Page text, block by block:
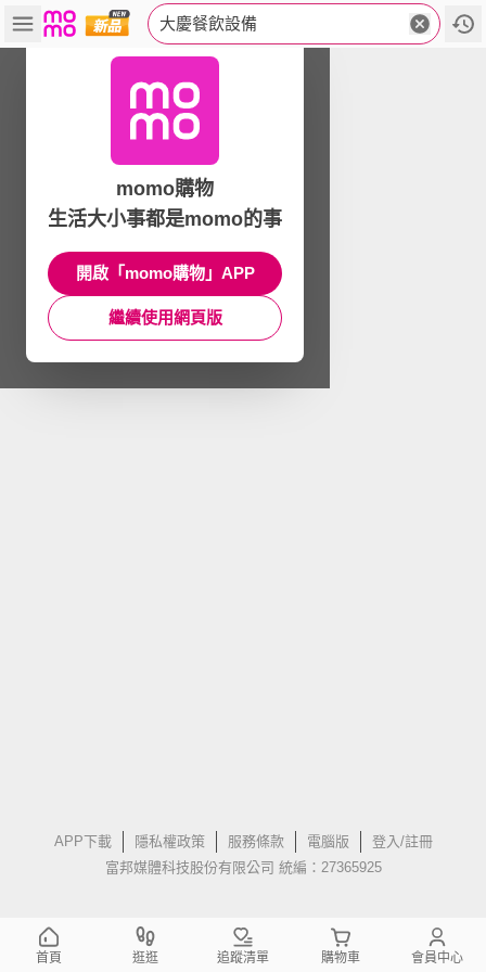
大慶餐飲設備
APP下載 隱私權政策 服務條款 電腦版
登入/註冊
富邦媒體科技股份有限公司 統編：27365925
momo購物
生活大小事都是momo的事
開啟「momo購物」APP
繼續使用網頁版
首頁 逛逛 追蹤清單 購物車 會員中心